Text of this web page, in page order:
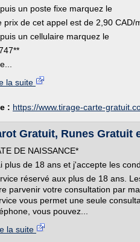
un poste fixe marquez le
prix de cet appel est de 2,90
un cellulaire marquez le
la suite
: https://www.tirage-carte-
Gratuit, Runes Gratuit
DE NAISSANCE*
plus de 18 ans et j'accepte les
réservé aux plus de 18 ans.
parvenir votre consultation par
vous permet une seule
vous pouvez...
la suite